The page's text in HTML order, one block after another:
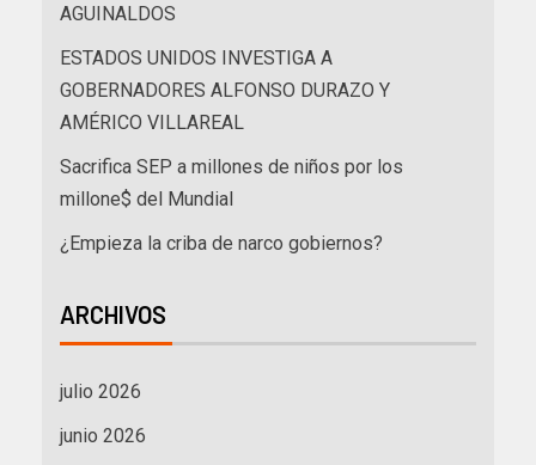
AGUINALDOS
ESTADOS UNIDOS INVESTIGA A
GOBERNADORES ALFONSO DURAZO Y
AMÉRICO VILLAREAL
Sacrifica SEP a millones de niños por los
millone$ del Mundial
¿Empieza la criba de narco gobiernos?
ARCHIVOS
julio 2026
junio 2026